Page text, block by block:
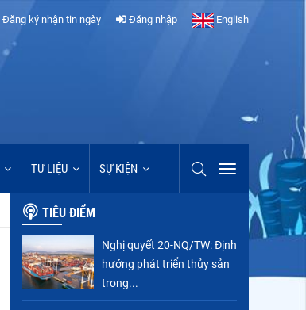
Đăng ký nhận tin ngày Đăng nhập English
TƯ LIỆU SỰ KIỆN
TIÊU ĐIỂM
Nghị quyết 20-NQ/TW: Định
hướng phát triển thủy sản
trong...